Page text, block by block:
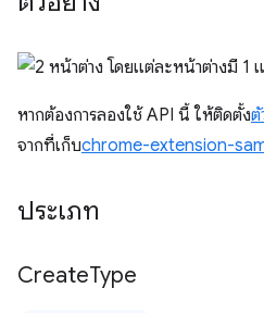
หากต้องการลองใช้ API นี้ ให้ติดตั้งตั
จากที่เก็บchrome-extension-
ประเภท
CreateType